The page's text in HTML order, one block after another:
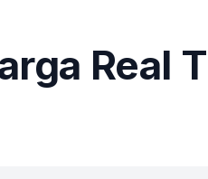
Real